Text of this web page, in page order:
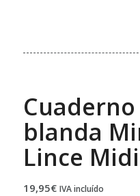
blanda
Lince
19,95€ IVA incluído